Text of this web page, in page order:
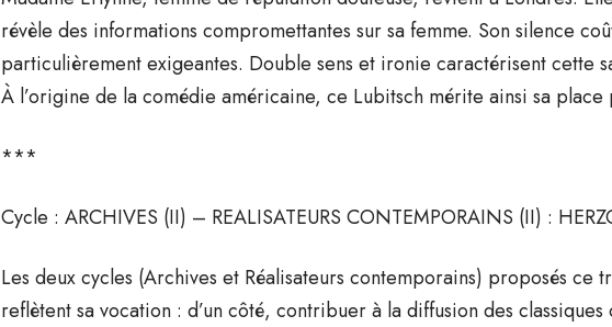
révèle des informations compromettantes sur sa femme. Son silence
particulièrement exigeantes. Double sens et ironie caractérisent cette
À l’origine de la comédie américaine, ce Lubitsch mérite ainsi sa place
***
Cycle : ARCHIVES (II) – REALISATEURS CONTEMPORAINS (II) :
Les deux cycles (Archives et Réalisateurs contemporains) proposés
reflètent sa vocation : d’un côté, contribuer à la diffusion des